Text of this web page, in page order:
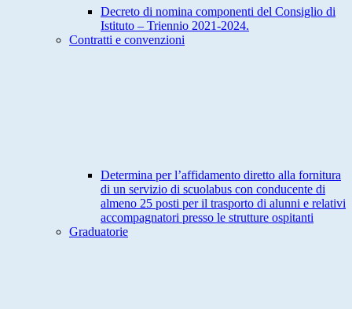
Decreto di nomina componenti del Consiglio di
Istituto – Triennio 2021-2024.
Contratti e convenzioni
Determina per l’affidamento diretto alla fornitura
di un servizio di scuolabus con conducente di
almeno 25 posti per il trasporto di alunni e relativi
accompagnatori presso le strutture ospitanti
Graduatorie